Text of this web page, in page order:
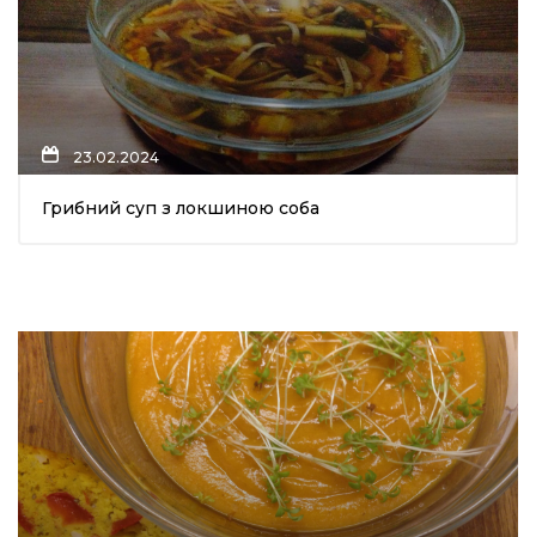
23.02.2024
Грибний суп з локшиною соба